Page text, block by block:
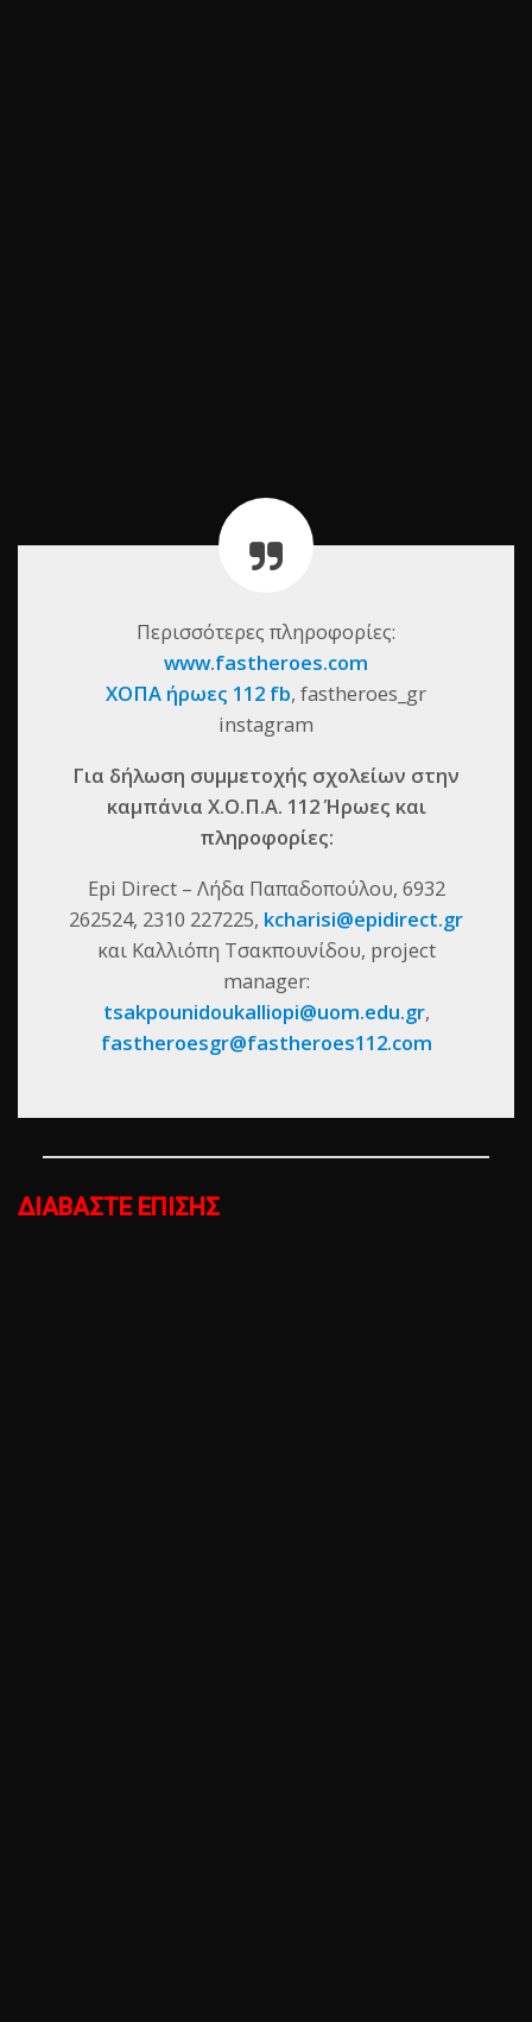
Περισσότερες πληροφορίες:
www.fastheroes.com
ΧΟΠΑ ήρωες 112 fb, fastheroes_gr
instagram
Για δήλωση συμμετοχής σχολείων στην
καμπάνια Χ.Ο.Π.Α. 112 Ήρωες και
πληροφορίες:
Epi Direct – Λήδα Παπαδοπούλου, 6932
262524, 2310 227225, kcharisi@epidirect.gr
και Καλλιόπη Τσακπουνίδου, project
manager:
tsakpounidoukalliopi@uom.edu.gr,
fastheroesgr@fastheroes112.com
ΔΙΑΒΑΣΤΕ ΕΠΙΣΗΣ